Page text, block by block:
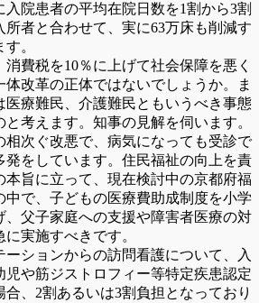
入院患者の平均在院日数を1割から3割
所者と合わせて、実に63万床も削減す
。
費税を10％に上げて社会保障を悪く
改革の正体ではないでしょうか。ま
医療難民、介護難民ともいうべき事態
考えます。知事の見解を伺います。
次ぐ改悪で、病気になっても受診で
発をしています。住民福祉の向上を責
本旨に立って、現在検討中の京都府福
中で、子どもの医療費助成制度を小学
、父子家庭への支援や障害者医療の対
実施すべきです。
ションからの訪問看護について、入
児や筋ジストロフィー等特定疾患認定
、2割あるいは3割負担となっており